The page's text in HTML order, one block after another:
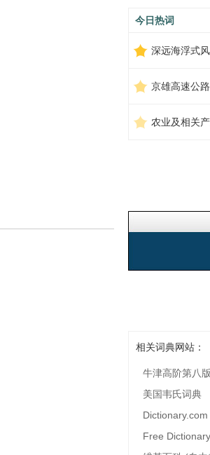
今日热词
相关词典网站：
牛津高阶第八版
美国韦氏词典
Dictionary.com
Free Dictionary